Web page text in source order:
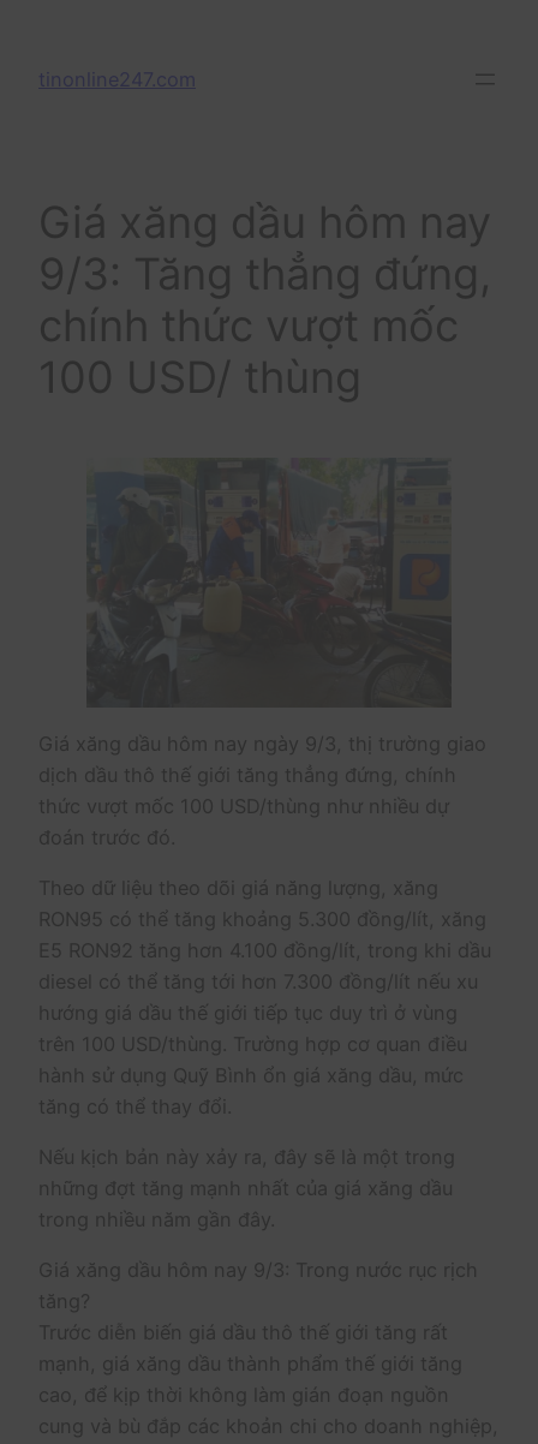
content
tinonline247.com
Giá xăng dầu hôm nay
9/3: Tăng thẳng đứng,
chính thức vượt mốc
100 USD/ thùng
Giá xăng dầu hôm nay ngày 9/3, thị trường giao
dịch dầu thô thế giới tăng thẳng đứng, chính
thức vượt mốc 100 USD/thùng như nhiều dự
đoán trước đó.
Theo dữ liệu theo dõi giá năng lượng, xăng
RON95 có thể tăng khoảng 5.300 đồng/lít, xăng
E5 RON92 tăng hơn 4.100 đồng/lít, trong khi dầu
diesel có thể tăng tới hơn 7.300 đồng/lít nếu xu
hướng giá dầu thế giới tiếp tục duy trì ở vùng
trên 100 USD/thùng. Trường hợp cơ quan điều
hành sử dụng Quỹ Bình ổn giá xăng dầu, mức
tăng có thể thay đổi.
Nếu kịch bản này xảy ra, đây sẽ là một trong
những đợt tăng mạnh nhất của giá xăng dầu
trong nhiều năm gần đây.
Giá xăng dầu hôm nay 9/3: Trong nước rục rịch
tăng?
Trước diễn biến giá dầu thô thế giới tăng rất
mạnh, giá xăng dầu thành phẩm thế giới tăng
cao, để kịp thời không làm gián đoạn nguồn
cung và bù đắp các khoản chi cho doanh nghiệp,